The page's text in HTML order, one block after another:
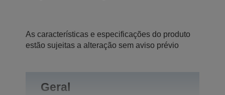
As características e especificações do produto
estão sujeitas a alteração sem aviso prévio
Geral